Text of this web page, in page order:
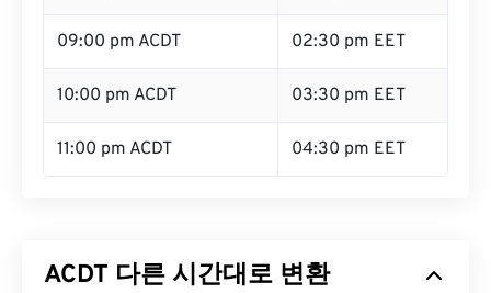
09:00 pm ACDT 02:30 pm EET
10:00 pm ACDT 03:30 pm EET
11:00 pm ACDT 04:30 pm EET
ACDT 다른 시간대로 변환